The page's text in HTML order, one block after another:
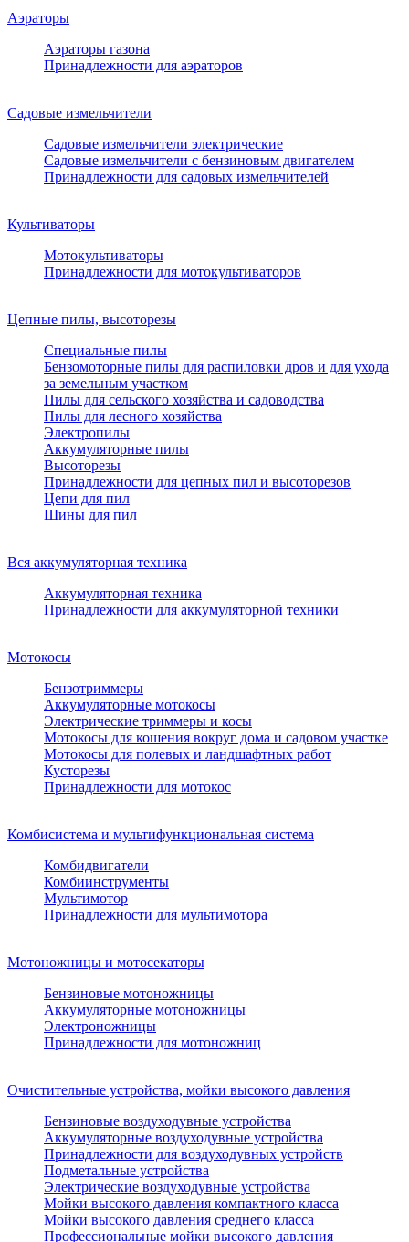
Аэраторы
Аэраторы газона
Принадлежности для аэраторов
Садовые измельчители
Садовые измельчители электрические
Садовые измельчители с бензиновым двигателем
Принадлежности для садовых измельчителей
Культиваторы
Мотокультиваторы
Принадлежности для мотокультиваторов
Цепные пилы, высоторезы
Специальные пилы
Бензомоторные пилы для распиловки дров и для ухода
за земельным участком
Пилы для сельского хозяйства и садоводства
Пилы для лесного хозяйства
Электропилы
Аккумуляторные пилы
Высоторезы
Принадлежности для цепных пил и высоторезов
Цепи для пил
Шины для пил
Вся аккумуляторная техника
Аккумуляторная техника
Принадлежности для аккумуляторной техники
Мотокосы
Бензотриммеры
Аккумуляторные мотокосы
Электрические триммеры и косы
Мотокосы для кошения вокруг дома и садовом участке
Мотокосы для полевых и ландшафтных работ
Кусторезы
Принадлежности для мотокос
Комбисистема и мультифункциональная система
Комбидвигатели
Комбиинструменты
Мультимотор
Принадлежности для мультимотора
Мотоножницы и мотосекаторы
Бензиновые мотоножницы
Аккумуляторные мотоножницы
Электроножницы
Принадлежности для мотоножниц
Очистительные устройства, мойки высокого давления
Бензиновые воздуходувные устройства
Аккумуляторные воздуходувные устройства
Принадлежности для воздуходувных устройств
Подметальные устройства
Электрические воздуходувные устройства
Мойки высокого давления компактного класса
Мойки высокого давления среднего класса
Профессиональные мойки высокого давления